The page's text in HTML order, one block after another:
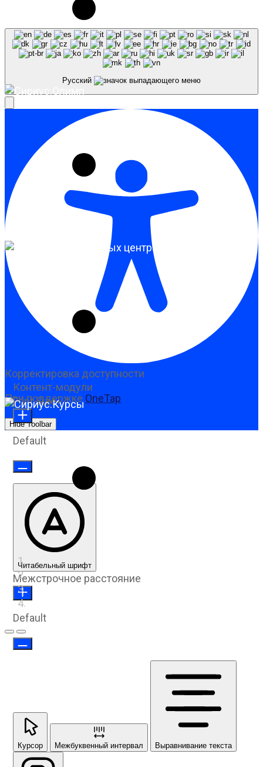
Предыдущий слайд
Следующий слайд
ссылка на источник обязательна.
Русский
Корректировка доступности
При поддержке OneTap
Hide Toolbar
Контент-модули
Font Size
Default
Читабельный шрифт
Межстрочное расстояние
Default
Курсор Межбуквенный интервал Выравнивание текста